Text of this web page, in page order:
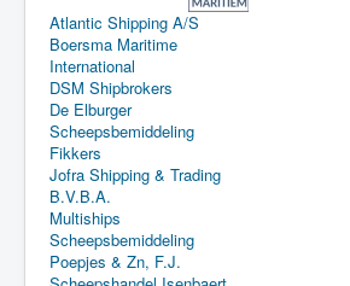
Atlantic Shipping A/S
Boersma Maritime
International
DSM Shipbrokers
De Elburger
Scheepsbemiddeling
Fikkers
Jofra Shipping & Trading
B.V.B.A.
Multiships
Scheepsbemiddeling
Poepjes & Zn, F.J.